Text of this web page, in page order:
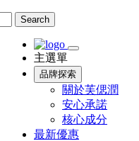
Search
主選單
品牌探索
關於芙偲潤
安心承諾
核心成分
最新優惠